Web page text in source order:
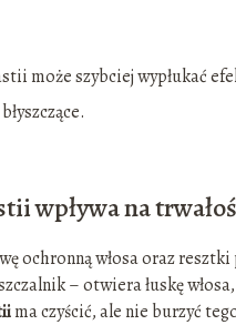
może szybciej wypłukać
wpływa na
ochronną włosa oraz
– otwiera łuskę
ma czyścić, ale nie burzyć